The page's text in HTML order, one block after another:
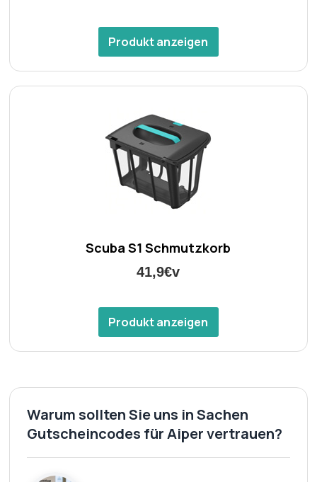
Produkt anzeigen
Scuba S1 Schmutzkorb
41,9€v
Produkt anzeigen
Warum sollten Sie uns in Sachen
Gutscheincodes für Aiper vertrauen?